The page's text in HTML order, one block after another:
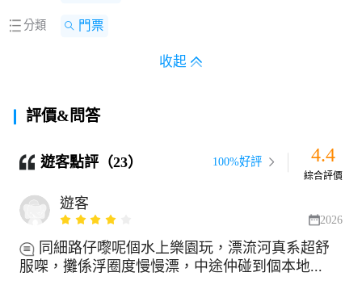
分類 門票
收起
評價&問答
遊客點評（23） 100%好評 4.4
綜合評價
遊客
2026
同細路仔嚟呢個水上樂園玩，漂流河真系超舒
服㗎，攤係浮圈度慢慢漂，中途仲碰到個本地...